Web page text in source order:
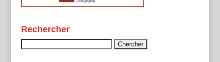
Rechercher